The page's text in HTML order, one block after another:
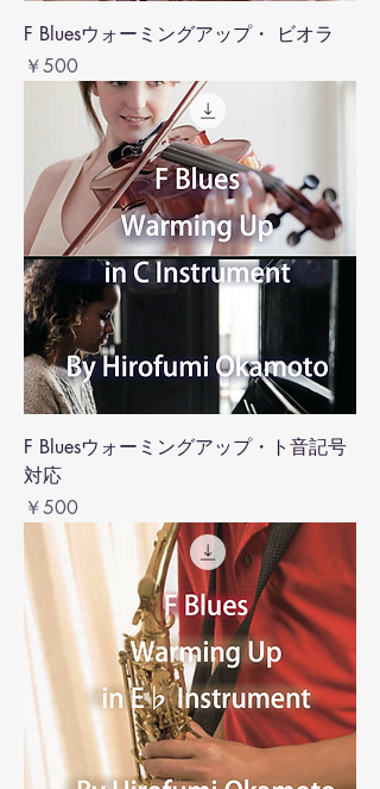
F Bluesウォーミングアップ・ ビオラ
価格
￥500
F Bluesウォーミングアップ・ト音記号
対応
価格
￥500